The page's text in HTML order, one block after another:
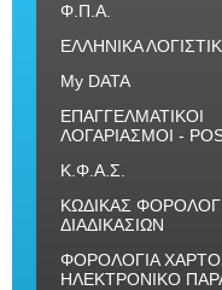
Φ.Π.Α.
ΕΛΛΗΝΙΚΑ
My DATA
ΕΠΑΓΓΕΛΜΑΤΙΚΟΙ
ΛΟΓΑΡΙΑΣΜΟΙ -
Κ.Φ.Α.Σ.
ΚΩΔΙΚΑΣ
ΔΙΑΔΙΚΑΣΙΩΝ
ΦΟΡΟΛΟΓΙΑ
ΗΛΕΚΤΡΟΝΙΚΟ